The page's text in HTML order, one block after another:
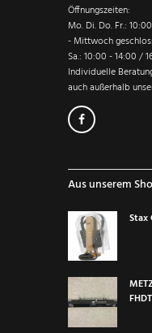
Öffnungszeiten:
Mo. Di. Do. Fr.:
- Mittwoch
Sa.: 10:00 - 14:00 /
Individuelle
auch außerhalb
Aus unserem
Stax